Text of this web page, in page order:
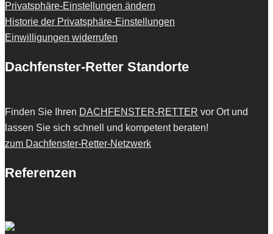
Privatsphäre-Einstellungen ändern
Historie der Privatsphäre-Einstellungen
Einwilligungen widerrufen
Dachfenster-Retter Standorte
Finden Sie Ihren DACHFENSTER-RETTER vor Ort und
lassen Sie sich schnell und kompetent beraten!
zum Dachfenster-Retter-Netzwerk
Referenzen